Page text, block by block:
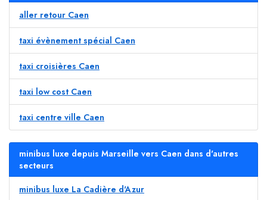
aller retour Caen
taxi évènement spécial Caen
taxi croisières Caen
taxi low cost Caen
taxi centre ville Caen
minibus luxe depuis Marseille vers Caen dans d'autres
secteurs
minibus luxe La Cadière d'Azur